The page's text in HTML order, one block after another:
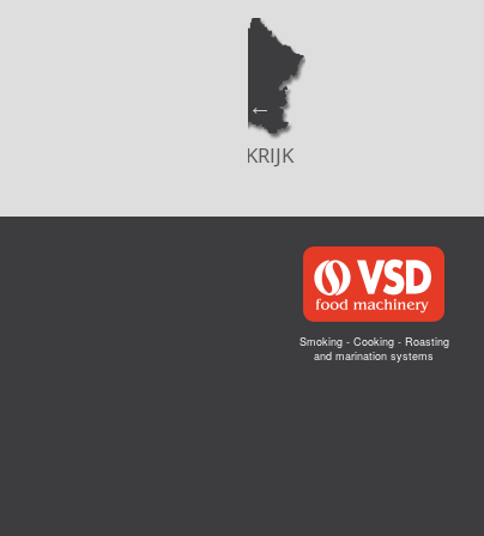
Smoking - Cooking - Roasting
and marination systems